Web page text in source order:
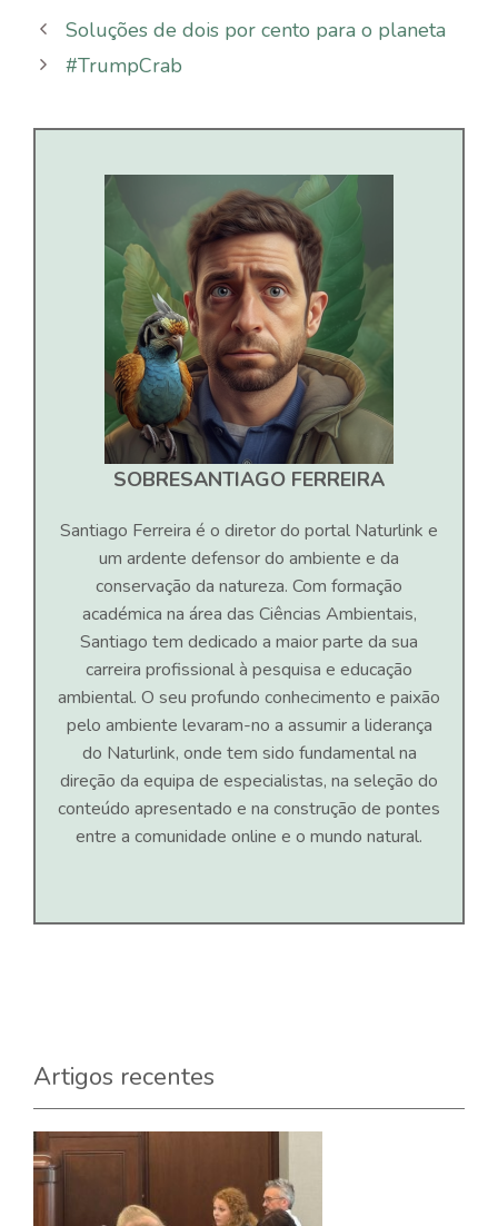
Soluções de dois por cento para o planeta
#TrumpCrab
SOBRESANTIAGO FERREIRA
Santiago Ferreira é o diretor do portal Naturlink e
um ardente defensor do ambiente e da
conservação da natureza. Com formação
académica na área das Ciências Ambientais,
Santiago tem dedicado a maior parte da sua
carreira profissional à pesquisa e educação
ambiental. O seu profundo conhecimento e paixão
pelo ambiente levaram-no a assumir a liderança
do Naturlink, onde tem sido fundamental na
direção da equipa de especialistas, na seleção do
conteúdo apresentado e na construção de pontes
entre a comunidade online e o mundo natural.
Artigos recentes